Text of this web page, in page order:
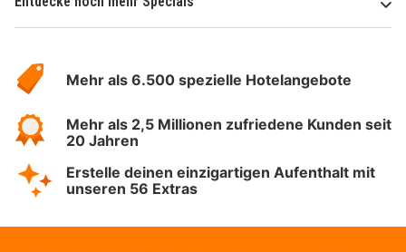
Hotelspecials
Mehr als 6.500 spezielle Hotelangebote
Mehr als 2,5 Millionen zufriedene Kunden seit
20 Jahren
Erstelle deinen einzigartigen Aufenthalt mit
unseren 56 Extras